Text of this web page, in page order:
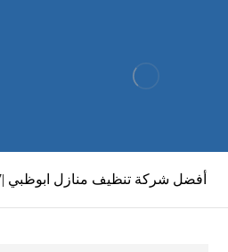
أفضل شركة تنظيف منازل ابوظبي |0569860717| تنظيف شقق